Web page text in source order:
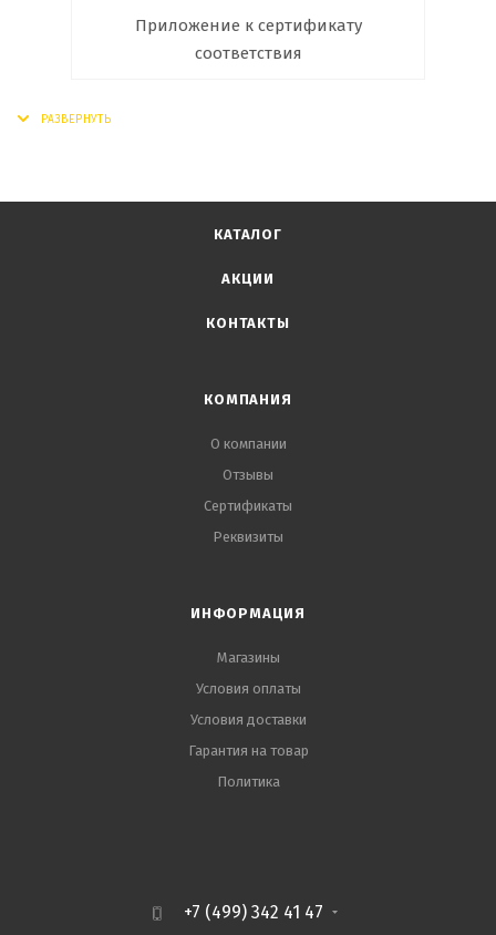
Приложение к сертификату
соответствия
КАТАЛОГ
АКЦИИ
КОНТАКТЫ
КОМПАНИЯ
О компании
Отзывы
Сертификаты
Реквизиты
ИНФОРМАЦИЯ
Магазины
Условия оплаты
Условия доставки
Гарантия на товар
Политика
+7 (499) 342 41 47